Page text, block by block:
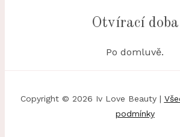
Otvírací doba
Po domluvě.
Copyright © 2026 Iv Love Beauty |
podmínky